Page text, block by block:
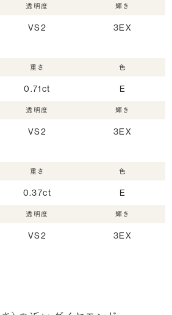
透明度
VS2
輝き
3EX
重さ
0.71ct
色
E
透明度
VS2
輝き
3EX
重さ
0.37ct
色
E
透明度
VS2
輝き
3EX